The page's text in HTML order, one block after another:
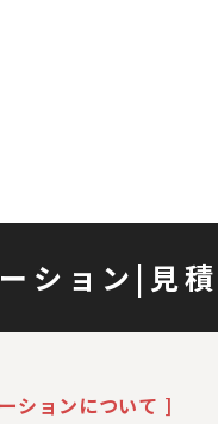
ション | 見
ションについて ]